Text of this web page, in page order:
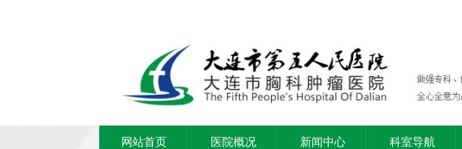
网站首页 医院概况 新闻中心 科室导航